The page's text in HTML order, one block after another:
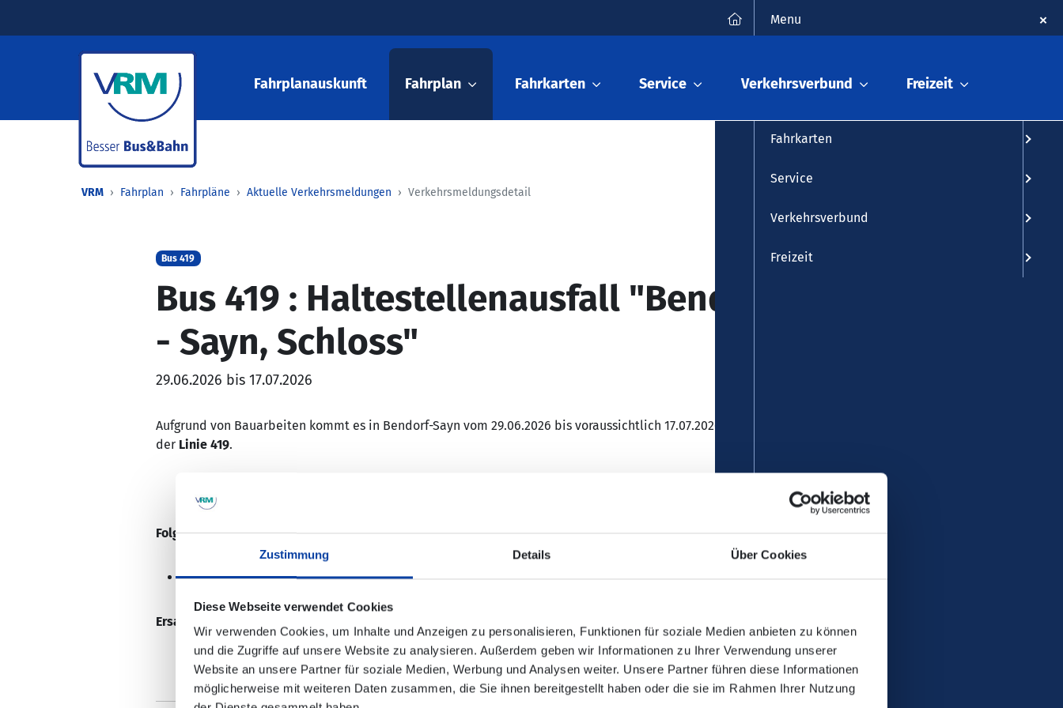
Zustimmung Details Über Cookies
Diese Webseite verwendet Cookies
Wir verwenden Cookies, um Inhalte und Anzeigen zu personalisieren, Funktionen für soziale Medien anbieten zu können
und die Zugriffe auf unsere Website zu analysieren. Außerdem geben wir Informationen zu Ihrer Verwendung unserer
Website an unsere Partner für soziale Medien, Werbung und Analysen weiter. Unsere Partner führen diese Informationen
möglicherweise mit weiteren Daten zusammen, die Sie ihnen bereitgestellt haben oder die sie im Rahmen Ihrer Nutzung
Fahrplanauskunft Fahrplan Fahrkarten Service Verkehrsverbund Freizeit
VRM Fahrplan Fahrpläne Aktuelle Verkehrsmeldungen Verkehrsmeldungsdetail
Bus 419
Bus 419 : Haltestellenausfall "Bendorf (Rhein)
- Sayn, Schloss"
29.06.2026 bis 17.07.2026
Aufgrund von Bauarbeiten kommt es in Bendorf-Sayn vom 29.06.2026 bis voraussichtlich 17.07.2026 zu Einschränkungen bei
der Linie 419.
Folgende Haltestelle kann nicht bedient werden:
Bendorf (Rhein - Sayn, „Schloss“
Ersatzhaltestelle
Menu
Fahrkarten
Service
Verkehrsverbund
Freizeit